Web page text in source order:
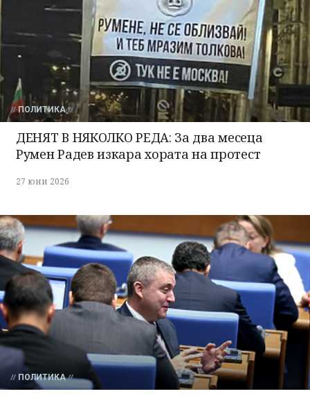
ПОЛИТИКА
ДЕНЯТ В НЯКОЛКО РЕДА: За два месеца
Румен Радев изкара хората на протест
27 юни 2026
ПОЛИТИКА